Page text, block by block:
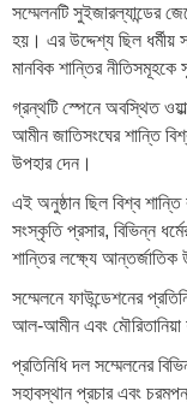
সম্মেলনটি সুইজারল্যান্ডের
হয়। এর উদ্দেশ্য ছিল ধর্মীয়
মানবিক শান্তির
গ্রন্থটি স্পেনে অবস্থিত
আমীন জাতিসংঘের শান্তি
উপহার দেন।
এই অনুষ্ঠান ছিল বিশ্ব শান্তি
সংস্কৃতি প্রসার, বিভিন্ন
শান্তির লক্ষ্যে আন্তর্জাতিক
সম্মেলনে ফাউন্ডেশনের
আল-আমীন এবং মৌরিতানিয়া
প্রতিনিধি দল সম্মেলনের
সহাবস্থান প্রচার এবং